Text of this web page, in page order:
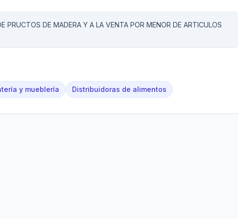
PRUCTOS DE MADERA Y A LA VENTA POR MENOR DE ARTICULOS
y mueblería Distribuidoras de alimentos